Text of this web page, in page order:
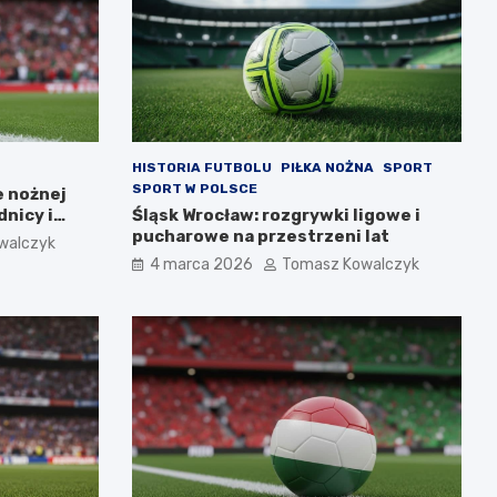
nożnej
i
HISTORIA FUTBOLU PIŁKA NOŻNA
SPORT
SPORT W POLSCE
Śląsk Wrocław: rozgrywki ligowe i
pucharowe na przestrzeni lat
4 marca 2026 Tomasz Kowalczyk